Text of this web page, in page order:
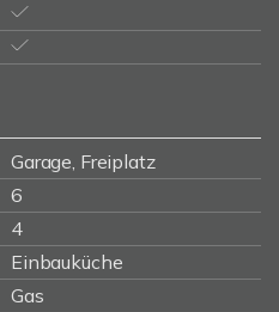
Garage, Freiplatz
6
4
Einbauküche
Gas